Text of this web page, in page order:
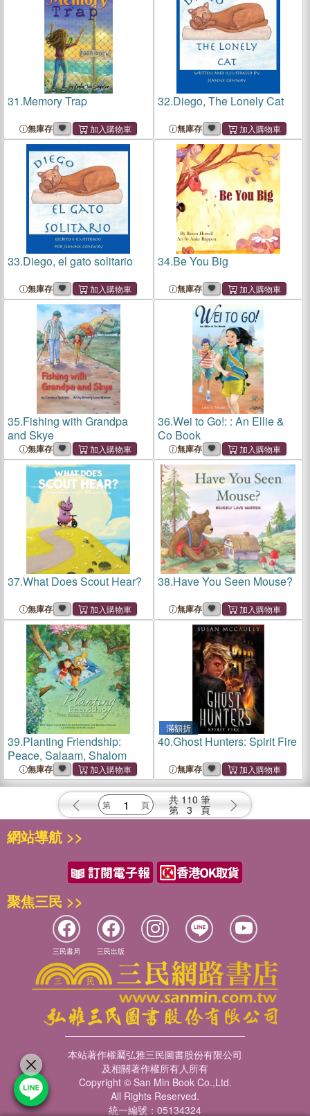
31.Memory Trap
無庫存
32.Diego, The Lonely Cat
無庫存
33.Diego, el gato solitario
無庫存
34.Be You Big
無庫存
35.Fishing with Grandpa
and Skye
無庫存
36.Wei to Go!: : An Ellie &
Co Book
無庫存
37.What Does Scout Hear?
無庫存
38.Have You Seen Mouse?
無庫存
39.Planting Friendship:
Peace, Salaam, Shalom
無庫存
滿額折
40.Ghost Hunters: Spirit Fire
無庫存
共 110 筆
第 3 頁
網站導航 >>
聚焦三民 >>
三民書局 三民出版
本站著作權屬弘雅三民圖書股份有限公司
及相關著作權所有人所有
Copyright © San Min Book Co.,Ltd.
All Rights Reserved.
統一編號：05134324